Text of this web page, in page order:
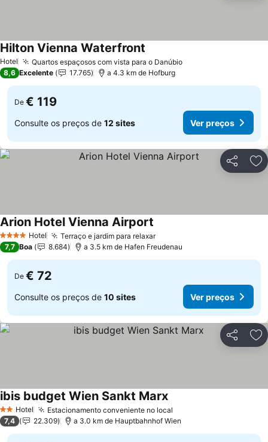
Hotel Quartos espaçosos com vista para o Danúbio
Hilton Vienna Waterfront
8,6 Excelente 17.765 a 4.3 km de Hofburg
De € 119
Consulte os preços de 12 sites Ver preços
Partilhar
4 EstrelasHotel Terraço e jardim para relaxar
Arion Hotel Vienna Airport
7,7 Boa 8.684 a 3.5 km de Hafen Freudenau
De € 72
Consulte os preços de 10 sites Ver preços
Partilhar
2 Estrelas
Hotel Estacionamento conveniente no local
ibis budget Wien Sankt Marx
7,4 22.309 a 3.0 km de Hauptbahnhof Wien